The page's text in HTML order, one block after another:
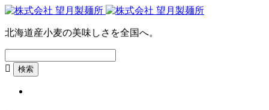
北海道産小麦の美味しさを全国へ。
